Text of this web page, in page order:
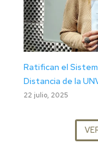
Ratifican el
Distancia de la
22 julio, 2025